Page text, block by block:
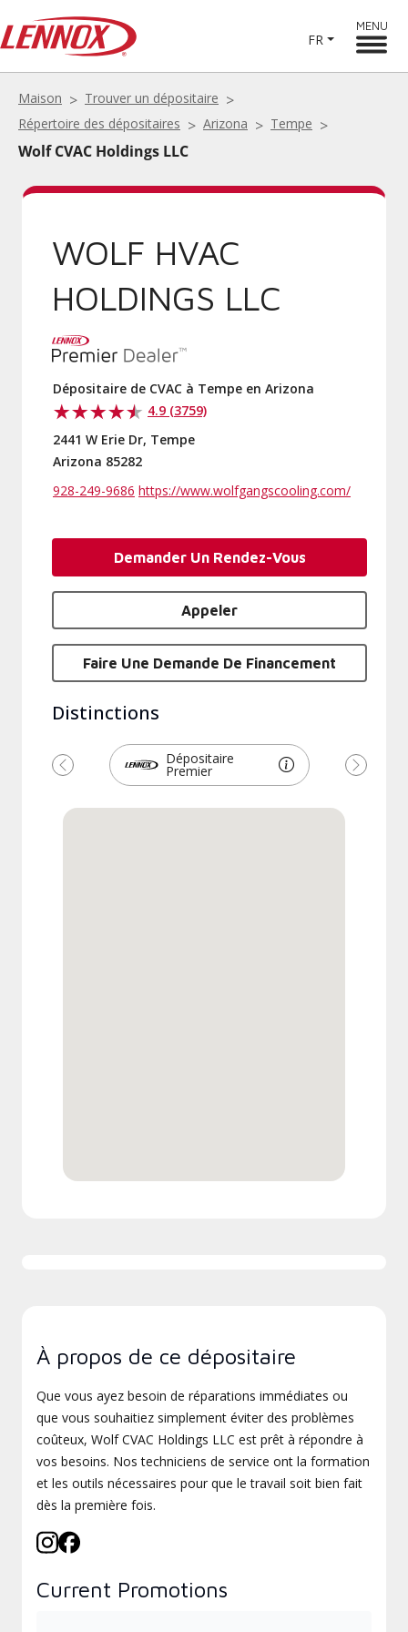
FR
MENU
Maison
Trouver un dépositaire
Répertoire des dépositaires
Arizona Tempe
Wolf CVAC Holdings LLC
WOLF HVAC
HOLDINGS LLC
Dépositaire de CVAC à Tempe en Arizona
4.9 (3759)
2441 W Erie Dr, Tempe
Arizona 85282
928-249-9686 https://www.wolfgangscooling.com/
Demander Un Rendez-Vous
Appeler
Faire Une Demande De Financement
Distinctions
Dépositaire
Premier
Précédent Suivant
À propos de ce dépositaire
Que vous ayez besoin de réparations immédiates ou
que vous souhaitiez simplement éviter des problèmes
coûteux, Wolf CVAC Holdings LLC est prêt à répondre à
vos besoins. Nos techniciens de service ont la formation
et les outils nécessaires pour que le travail soit bien fait
dès la première fois.
Current Promotions